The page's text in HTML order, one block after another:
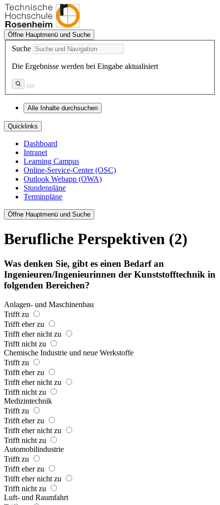
Öffne Hauptmenü und Suche
Suche
Die Ergebnisse werden bei Eingabe aktualisiert
Alle Inhalte durchsuchen
Quicklinks
Dashboard
Intranet
Learning Campus
Online-Service-Center (OSC)
Outlook Webapp (OWA)
Stundenpläne
Terminpläne
Öffne Hauptmenü und Suche
Berufliche Perspektiven (2)
Was denken Sie, gibt es einen Bedarf an
Ingenieuren/Ingenieurinnen der Kunststofftechnik in
folgenden Bereichen?
Anlagen- und Maschinenbau
Trifft zu
Trifft eher zu
Trifft eher nicht zu
Trifft nicht zu
Chemische Industrie und neue Werkstoffe
Trifft zu
Trifft eher zu
Trifft eher nicht zu
Trifft nicht zu
Medizintechnik
Trifft zu
Trifft eher zu
Trifft eher nicht zu
Trifft nicht zu
Automobilindustrie
Trifft zu
Trifft eher zu
Trifft eher nicht zu
Trifft nicht zu
Luft- und Raumfahrt